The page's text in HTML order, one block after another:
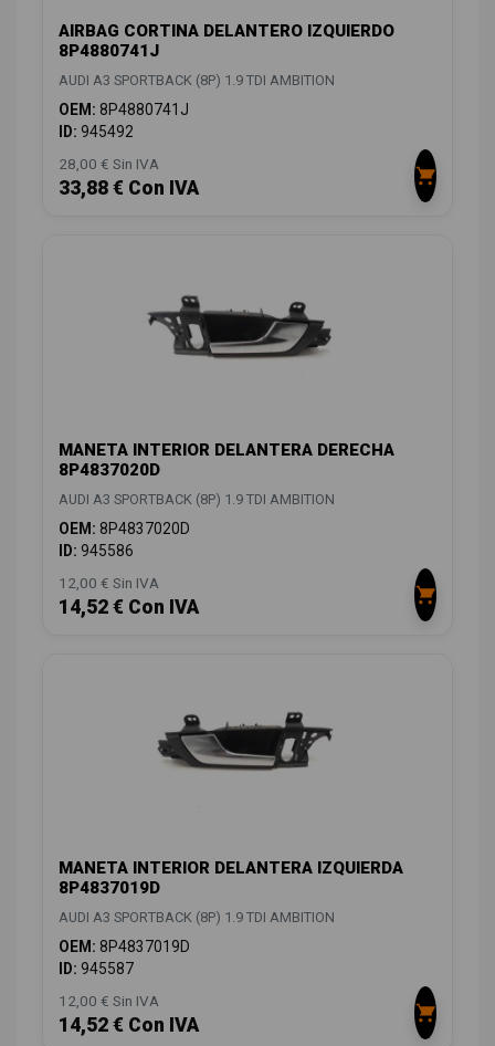
AIRBAG CORTINA DELANTERO IZQUIERDO
8P4880741J
AUDI A3 SPORTBACK (8P) 1.9 TDI AMBITION
OEM: 8P4880741J
ID: 945492
28,00 € Sin IVA
33,88 € Con IVA
MANETA INTERIOR DELANTERA DERECHA
8P4837020D
AUDI A3 SPORTBACK (8P) 1.9 TDI AMBITION
OEM: 8P4837020D
ID: 945586
12,00 € Sin IVA
14,52 € Con IVA
MANETA INTERIOR DELANTERA IZQUIERDA
8P4837019D
AUDI A3 SPORTBACK (8P) 1.9 TDI AMBITION
OEM: 8P4837019D
ID: 945587
12,00 € Sin IVA
14,52 € Con IVA